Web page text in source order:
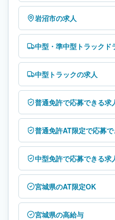
岩沼市の求人
中型・準中型トラックド
中型トラックの求人
普通免許で応募できる求
普通免許AT限定で応募
中型免許で応募できる求
宮城県のAT限定OK
宮城県の高給与